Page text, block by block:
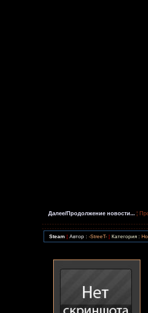
Далее/Продолжение новости... ¦
Steam ¦ Автор : -StreeT- ¦ Категория :